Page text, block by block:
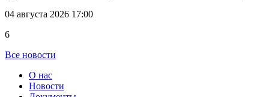
04 августа 2026 17:00
6
Все новости
О нас
Новости